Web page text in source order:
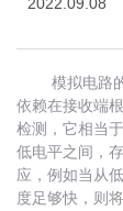
模拟电路
依赖在接收端
检测，它相当
低电平之间，
应，例如当从
度足够快，则